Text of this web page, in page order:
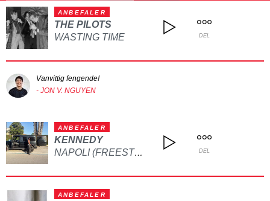
ANBEFALER
THE PILOTS
WASTING TIME
DEL
Vanvittig fengende!
- JON V. NGUYEN
ANBEFALER
KENNEDY
NAPOLI (FREESTYLE) DEL
ANBEFALER